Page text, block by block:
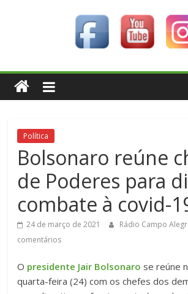
Política
Bolsonaro reúne
de Poderes para
combate à covid-
24 de março de 2021 Rádio Campo
comentários
O presidente Jair Bolsonaro se reúne
quarta-feira (24) com os chefes dos